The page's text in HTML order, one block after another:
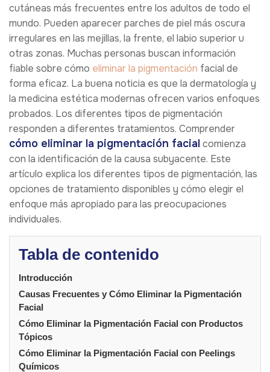
cutáneas más frecuentes entre los adultos de todo el
mundo. Pueden aparecer parches de piel más oscura
irregulares en las mejillas, la frente, el labio superior u
otras zonas. Muchas personas buscan información
fiable sobre cómo eliminar la pigmentación facial de
forma eficaz. La buena noticia es que la dermatología y
la medicina estética modernas ofrecen varios enfoques
probados. Los diferentes tipos de pigmentación
responden a diferentes tratamientos. Comprender
cómo eliminar la pigmentación facialcomienza
con la identificación de la causa subyacente. Este
artículo explica los diferentes tipos de pigmentación, las
opciones de tratamiento disponibles y cómo elegir el
enfoque más apropiado para las preocupaciones
individuales.
Tabla de contenido
Introducción
Causas Frecuentes y Cómo Eliminar la Pigmentación
Facial
Cómo Eliminar la Pigmentación Facial con Productos
Tópicos
Cómo Eliminar la Pigmentación Facial con Peelings
Químicos